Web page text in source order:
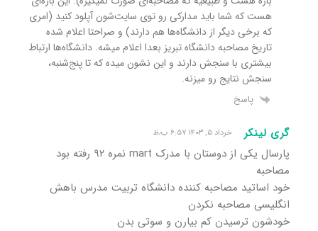
هست که شما باید مدارکی رو توی سایت‌شون آپلود کنید (امری
که برخی دیگر از دانشگاه‌ها هم دارند) و صراحتا اعلام شده
تاریخ مصاحبه دانشگاه تبریز بعدا اعلام میشه. دانشگاه‌ها ارتباط
بیشتری با سنجش دارند و این نشون میده که تا پنج‌شنبه،
سنجش نتایج رو میزنه.
پاسخ
گری لینکر خرداد ۵, ۱۴۰۳ ۶:۵۷ ب٫ظ
پارسال یکی از دوستان با مدرک mart نمره ۹۲ رفته بود
مصاحبه
خود اساتید مصاحبه کننده دانشگاه تربیت مدرس باهش
انگلیسی مصاحبه نکردن
خودشون ترسیدن کم بیارن و سوتی بدن